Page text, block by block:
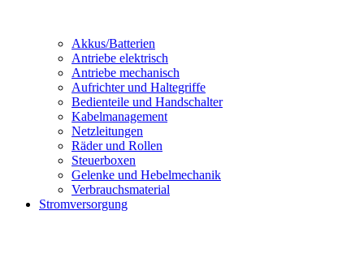
Akkus/Batterien
Antriebe elektrisch
Antriebe mechanisch
Aufrichter und Haltegriffe
Bedienteile und Handschalter
Kabelmanagement
Netzleitungen
Räder und Rollen
Steuerboxen
Gelenke und Hebelmechanik
Verbrauchsmaterial
Stromversorgung